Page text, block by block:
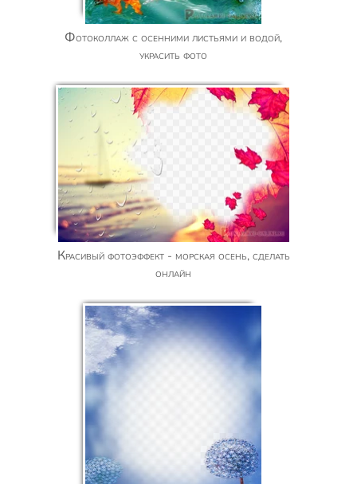
Фотоколлаж с осенними листьями и водой,
украсить фото
Красивый фотоэффект - морская осень, сделать
онлайн